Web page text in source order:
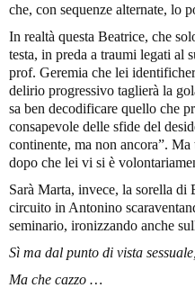
che, con sequenze alternate, lo
In realtà questa Beatrice, che
testa, in preda a traumi legati al
prof. Geremia che lei
delirio progressivo taglierà la
sa ben decodificare quello che
consapevole delle sfide del
continente, ma non ancora”.
dopo che lei vi si è
Sarà Marta, invece, la sorella di
circuito in Antonino
seminario, ironizzando anche
Sì ma dal punto di vista
Ma che cazzo …